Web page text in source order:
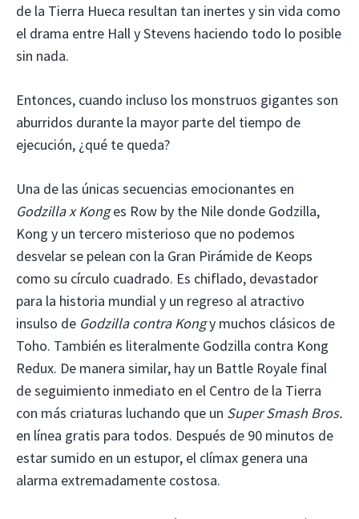
de la Tierra Hueca resultan tan inertes y sin vida como
el drama entre Hall y Stevens haciendo todo lo posible
sin nada.
Entonces, cuando incluso los monstruos gigantes son
aburridos durante la mayor parte del tiempo de
ejecución, ¿qué te queda?
Una de las únicas secuencias emocionantes en
Godzilla x Konges Row by the Nile donde Godzilla,
Kong y un tercero misterioso que no podemos
desvelar se pelean con la Gran Pirámide de Keops
como su círculo cuadrado. Es chiflado, devastador
para la historia mundial y un regreso al atractivo
insulso de Godzilla contra Kongy muchos clásicos de
Toho. También es literalmente Godzilla contra Kong
Redux. De manera similar, hay un Battle Royale final
de seguimiento inmediato en el Centro de la Tierra
con más criaturas luchando que un Super Smash Bros.
en línea gratis para todos. Después de 90 minutos de
estar sumido en un estupor, el clímax genera una
alarma extremadamente costosa.